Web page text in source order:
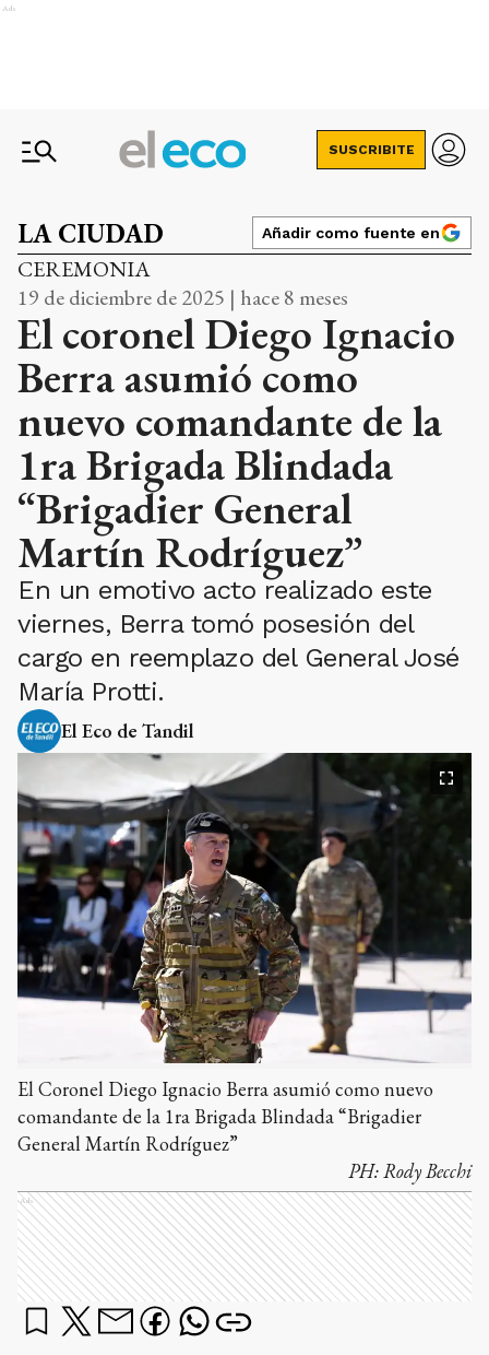
Ads
SUSCRIBITE
LA CIUDAD Añadir como fuente en
CEREMONIA
19 de diciembre de 2025 | hace 8 meses
El coronel Diego Ignacio
Berra asumió como
nuevo comandante de la
1ra Brigada Blindada
“Brigadier General
Martín Rodríguez”
En un emotivo acto realizado este
viernes, Berra tomó posesión del
cargo en reemplazo del General José
María Protti.
El Eco de Tandil
El Coronel Diego Ignacio Berra asumió como nuevo
comandante de la 1ra Brigada Blindada “Brigadier
General Martín Rodríguez”
PH:Rody Becchi
Ads